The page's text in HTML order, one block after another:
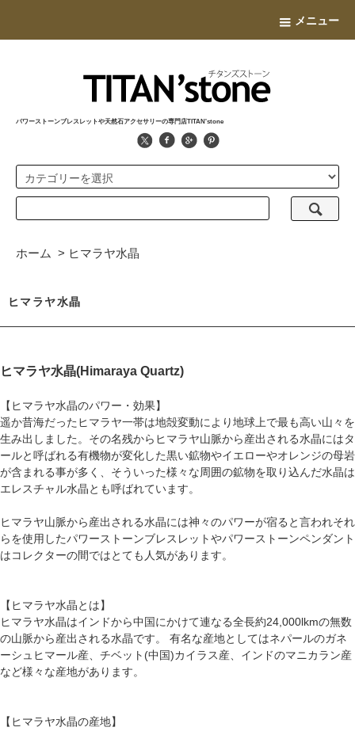
メニュー
パワーストーンブレスレットや天然石アクセサリーの専門店TITAN'stone
ホーム > ヒマラヤ水晶
ヒマラヤ水晶
ヒマラヤ水晶(Himaraya Quartz)
【ヒマラヤ水晶のパワー・効果】
遥か昔海だったヒマラヤ一帯は地殻変動により地球上で最も高い山々を
生み出しました。その名残からヒマラヤ山脈から産出される水晶にはタ
ールと呼ばれる有機物が変化した黒い鉱物やイエローやオレンジの母岩
が含まれる事が多く、そういった様々な周囲の鉱物を取り込んだ水晶は
エレスチャル水晶とも呼ばれています。
ヒマラヤ山脈から産出される水晶には神々のパワーが宿ると言われそれ
らを使用したパワーストーンブレスレットやパワーストーンペンダント
はコレクターの間ではとても人気があります。
【ヒマラヤ水晶とは】
ヒマラヤ水晶はインドから中国にかけて連なる全長約24,000lkmの無数
の山脈から産出される水晶です。 有名な産地としてはネパールのガネ
ーシュヒマール産、チベット(中国)カイラス産、インドのマニカラン産
など様々な産地があります。
【ヒマラヤ水晶の産地】